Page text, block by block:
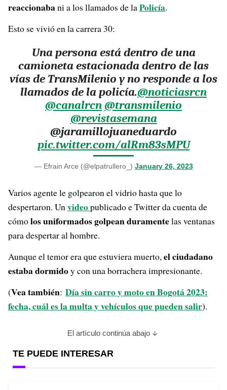
reaccionabani a los llamados de laPolicía.
Esto se vivió en la carrera 30:
Una persona está dentro de una
camioneta estacionada dentro de las
vías de TransMilenio y no responde a los
llamados de la policía.@noticiasrcn
@canalrcn@transmilenio
@revistasemana
@jaramillojuaneduardo
pic.twitter.com/alRm83sMPU
— Efrain Arce (@elpatrullero_) January 26, 2023
Varios agente le golpearon el vidrio hasta que lo
despertaron. Unvideopublicado e Twitter da cuenta de
cómolos uniformados golpean duramentelas ventanas
para despertar al hombre.
Aunque el temor era que estuviera muerto,el ciudadano
estaba dormidoy con una borrachera impresionante.
(Vea también: Día sin carro y moto en Bogotá 2023:
fecha, cuál es la multa y vehículos que pueden salir).
El artículo continúa abajo
TE PUEDE INTERESAR